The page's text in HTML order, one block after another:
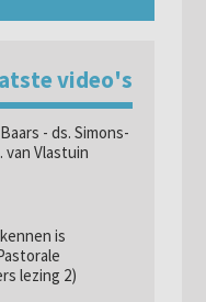
video's
- ds. Simons-
van Vlastuin
is
lezing 2)